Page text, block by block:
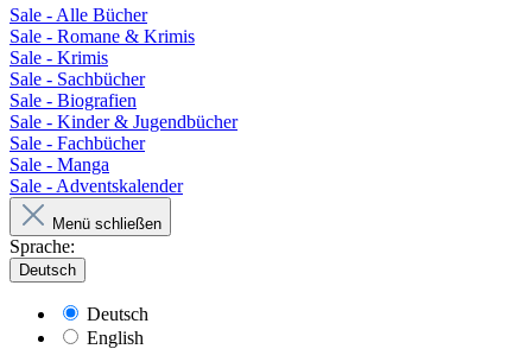
Sale - Alle Bücher
Sale - Romane & Krimis
Sale - Krimis
Sale - Sachbücher
Sale - Biografien
Sale - Kinder & Jugendbücher
Sale - Fachbücher
Sale - Manga
Sale - Adventskalender
Menü schließen
Sprache:
Deutsch
Deutsch
English